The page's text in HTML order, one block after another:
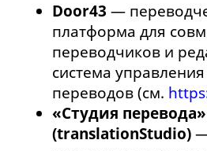
Door43 —
платформа для
переводчиков и
система
переводов (см.
«Студия перевода»
(translationStudio)